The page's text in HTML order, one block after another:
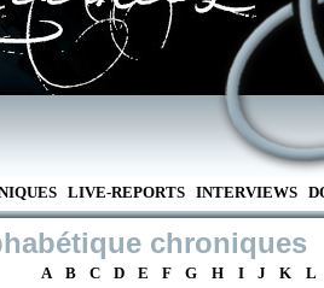
LIVE-REPORTS INTERVIEWS
chroniques
A B C D E F G H I J K L